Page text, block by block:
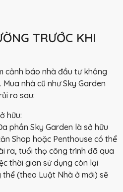
TRƯỚC KHI
cảnh báo nhà đầu tư không
nhà cũ như Sky Garden
ro sau:
hữu:
phần Sky Garden là sở hữu
Shop hoặc Penthouse có thể
ra, tuổi thọ công trình đã qua
thời gian sử dụng còn lại
(theo Luật Nhà ở mới) sẽ